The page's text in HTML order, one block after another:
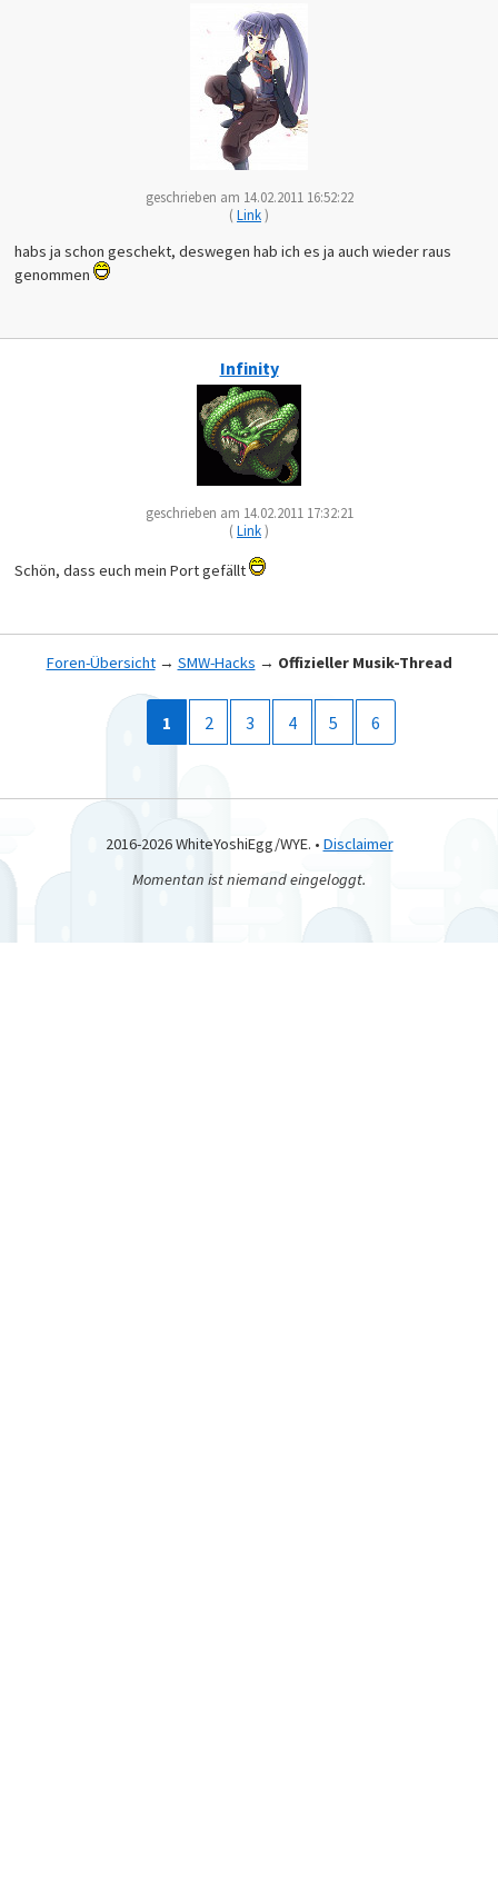
geschrieben am 14.02.2011 16:52:22
(Link)
habs ja schon geschekt, deswegen hab ich es ja auch wieder raus
genommen
Infinity
geschrieben am 14.02.2011 17:32:21
(Link)
Schön, dass euch mein Port gefällt
Foren-Übersicht→ SMW-Hacks → Offizieller Musik-Thread
1 2 3 4 5 6
2016-2026 WhiteYoshiEgg/WYE. • Disclaimer
Momentan ist niemand eingeloggt.